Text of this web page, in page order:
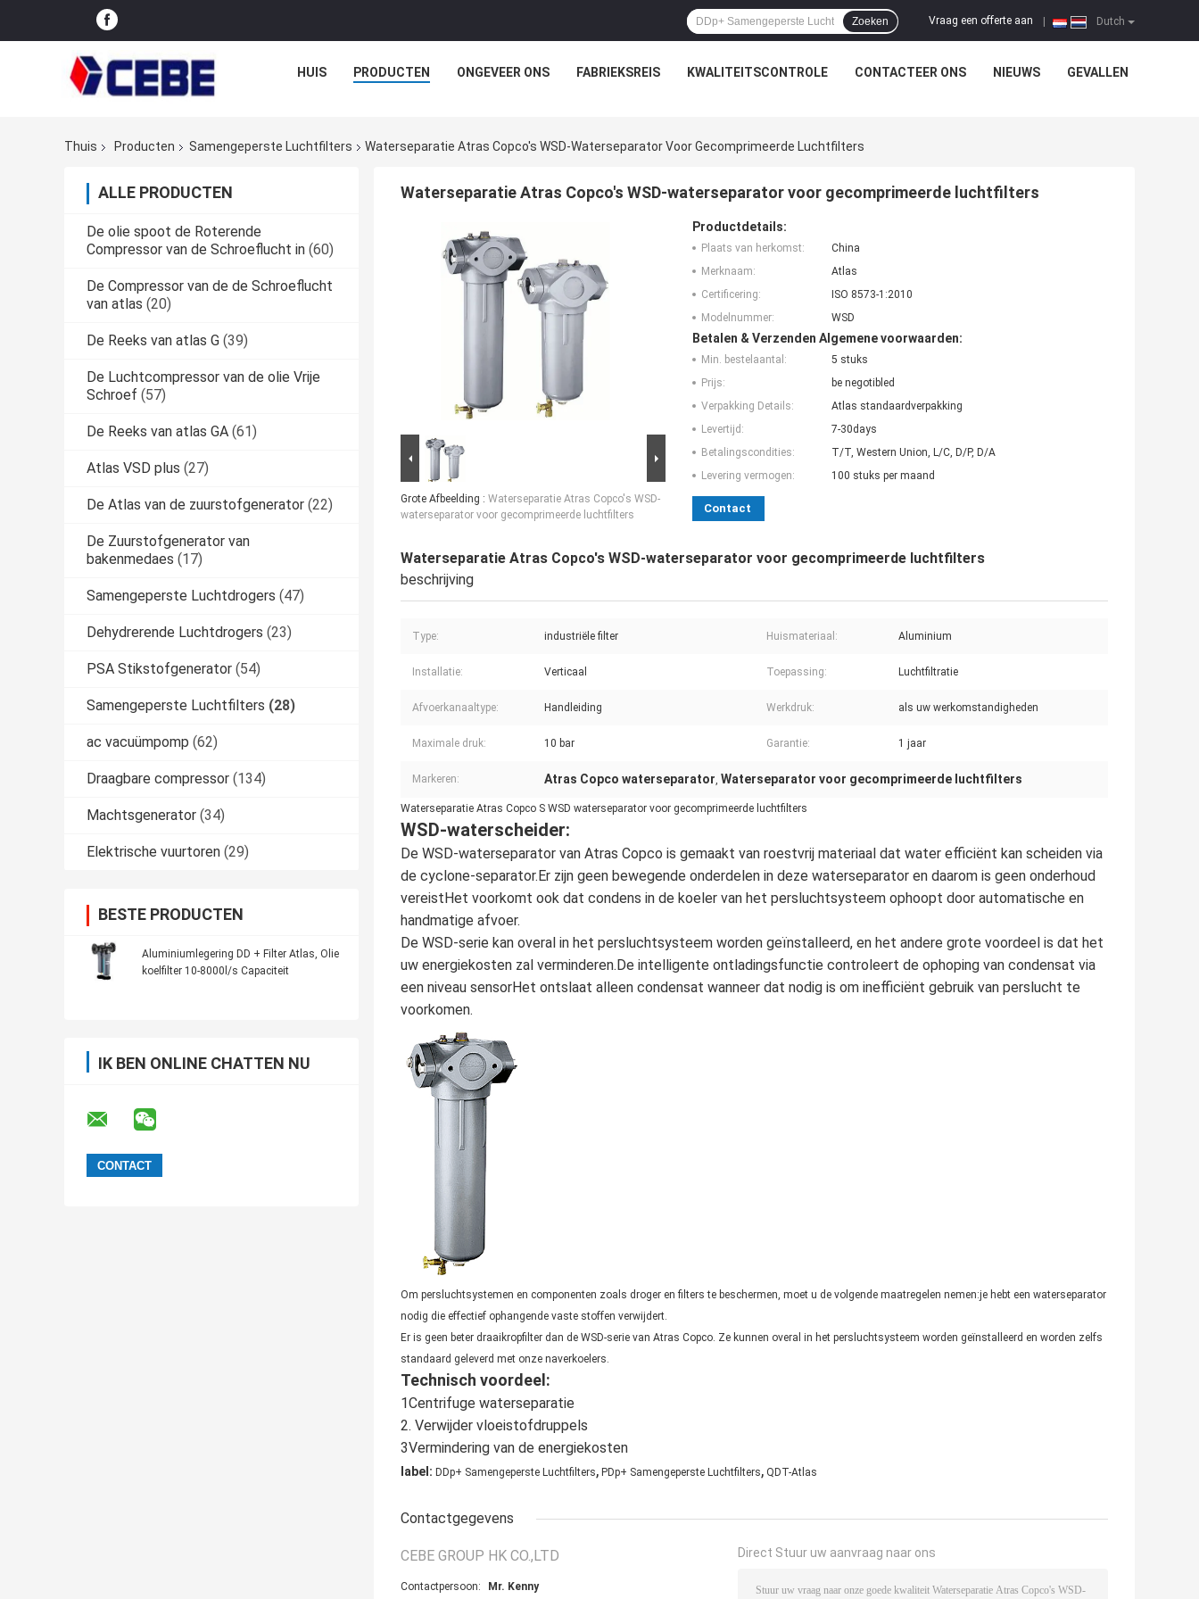
Dutch
Vraag een offerte aan
Zoeken
HUIS PRODUCTEN ONGEVEER ONS FABRIEKSREIS KWALITEITSCONTROLE CONTACTEER ONS NIEUWS GEVALLEN
Thuis Producten Samengeperste Luchtfilters Waterseparatie Atras Copco's WSD-Waterseparator Voor Gecomprimeerde Luchtfilters
ALLE PRODUCTEN
De olie spoot de Roterende
Compressor van de Schroeflucht in (60)
De Compressor van de de Schroeflucht
van atlas (20)
De Reeks van atlas G (39)
De Luchtcompressor van de olie Vrije
Schroef (57)
De Reeks van atlas GA (61)
Atlas VSD plus (27)
De Atlas van de zuurstofgenerator (22)
De Zuurstofgenerator van
bakenmedaes (17)
Samengeperste Luchtdrogers (47)
Dehydrerende Luchtdrogers (23)
PSA Stikstofgenerator (54)
Samengeperste Luchtfilters (28)
ac vacuümpomp (62)
Draagbare compressor (134)
Machtsgenerator (34)
Elektrische vuurtoren (29)
BESTE PRODUCTEN
Aluminiumlegering DD + Filter Atlas, Olie
koelfilter 10-8000l/s Capaciteit
IK BEN ONLINE CHATTEN NU
Waterseparatie Atras Copco's WSD-waterseparator voor gecomprimeerde luchtfilters
Grote Afbeelding : Waterseparatie Atras Copco's WSD-
waterseparator voor gecomprimeerde luchtfilters
Productdetails:
Plaats van herkomst:
China
Merknaam:
Atlas
Certificering:
ISO 8573-1:2010
Modelnummer:
WSD
Betalen & Verzenden Algemene voorwaarden:
Min. bestelaantal:
5 stuks
Prijs:
be negotibled
Verpakking Details:
Atlas standaardverpakking
Levertijd:
7-30days
Betalingscondities:
T/T, Western Union, L/C, D/P, D/A
Levering vermogen:
100 stuks per maand
Contact
Waterseparatie Atras Copco's WSD-waterseparator voor gecomprimeerde luchtfilters
beschrijving
Type: industriële filter Huismateriaal: Aluminium
Installatie: Verticaal Toepassing: Luchtfiltratie
Afvoerkanaaltype: Handleiding Werkdruk: als uw werkomstandigheden
Maximale druk: 10 bar Garantie: 1 jaar
Markeren: Atras Copco waterseparator, Waterseparator voor gecomprimeerde luchtfilters
Waterseparatie Atras Copco S WSD waterseparator voor gecomprimeerde luchtfilters
WSD-waterscheider:
De WSD-waterseparator van Atras Copco is gemaakt van roestvrij materiaal dat water efficiënt kan scheiden via
de cyclone-separator.Er zijn geen bewegende onderdelen in deze waterseparator en daarom is geen onderhoud
vereistHet voorkomt ook dat condens in de koeler van het persluchtsysteem ophoopt door automatische en
handmatige afvoer.
De WSD-serie kan overal in het persluchtsysteem worden geïnstalleerd, en het andere grote voordeel is dat het
uw energiekosten zal verminderen.De intelligente ontladingsfunctie controleert de ophoping van condensat via
een niveau sensorHet ontslaat alleen condensat wanneer dat nodig is om inefficiënt gebruik van perslucht te
voorkomen.
Om persluchtsystemen en componenten zoals droger en filters te beschermen, moet u de volgende maatregelen nemen:je hebt een waterseparator
nodig die effectief ophangende vaste stoffen verwijdert.
Er is geen beter draaikropfilter dan de WSD-serie van Atras Copco. Ze kunnen overal in het persluchtsysteem worden geïnstalleerd en worden zelfs
standaard geleverd met onze naverkoelers.
Technisch voordeel:
1Centrifuge waterseparatie
2. Verwijder vloeistofdruppels
3Vermindering van de energiekosten
label: DDp+ Samengeperste Luchtfilters, PDp+ Samengeperste Luchtfilters, QDT-Atlas
Contactgegevens
CEBE GROUP HK CO.,LTD
Contactpersoon:
Mr. Kenny
Direct Stuur uw aanvraag naar ons